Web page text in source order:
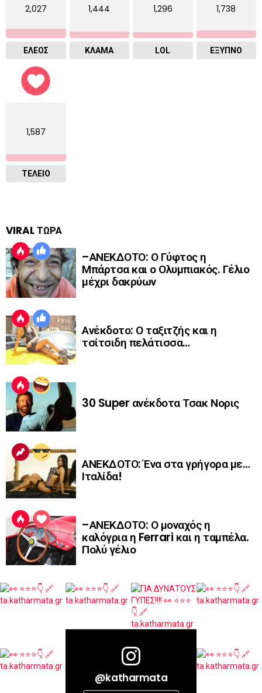
2,027
ΕΛΕΟΣ
1,444
ΚΛΑΜΑ
1,296
LOL
1,738
ΈΞΥΠΝΟ
1,587
ΤΕΛΕΙΟ
VIRAL ΤΩΡΑ
–ΑΝΕΚΔΟΤΟ: Ο Γύφτος η
Μπάρτσα και ο Ολυμπιακός. Γέλιο
μέχρι δακρύων
Ανέκδοτο: Ο ταξιτζής και η
τσίτσιδη πελάτισσα…
30 Super ανέκδοτα Τσακ Νορις
ΑΝΕΚΔΟΤΟ: Ένα στα γρήγορα με…
Ιταλίδα!
–ΑΝΕΚΔΟΤΟ: Ο μοναχός η
καλόγρια η Ferrari και η ταμπέλα.
Πολύ γέλιο
@katharmata